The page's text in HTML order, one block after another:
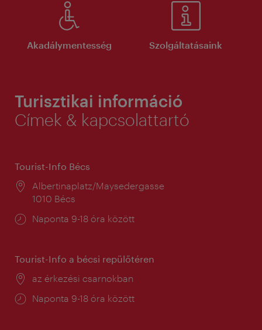
Akadálymentesség Szolgáltatásaink
Turisztikai információ
Címek & kapcsolattartó
Tourist-Info Bécs
Helyszín:
Albertinaplatz/Maysedergasse
1010 Bécs
Nyitva
Naponta 9-18 óra között
Tourist-Info a bécsi repülőtéren
Helyszín:
az érkezési csarnokban
Nyitva
Naponta 9-18 óra között